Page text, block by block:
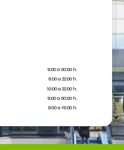
9:00 a 00:00 h.
6:00 a 22:00 h.
10:00 a 22:00 h.
9:00 a 00:00 h.
9:00 a 15:00 h.